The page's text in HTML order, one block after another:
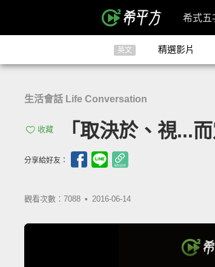
希式五
英文 精選影片
生活會話 Life Conversation
收藏 「取決於、視...
分享給好友：
觀看次數：7088 • 2016-06-14